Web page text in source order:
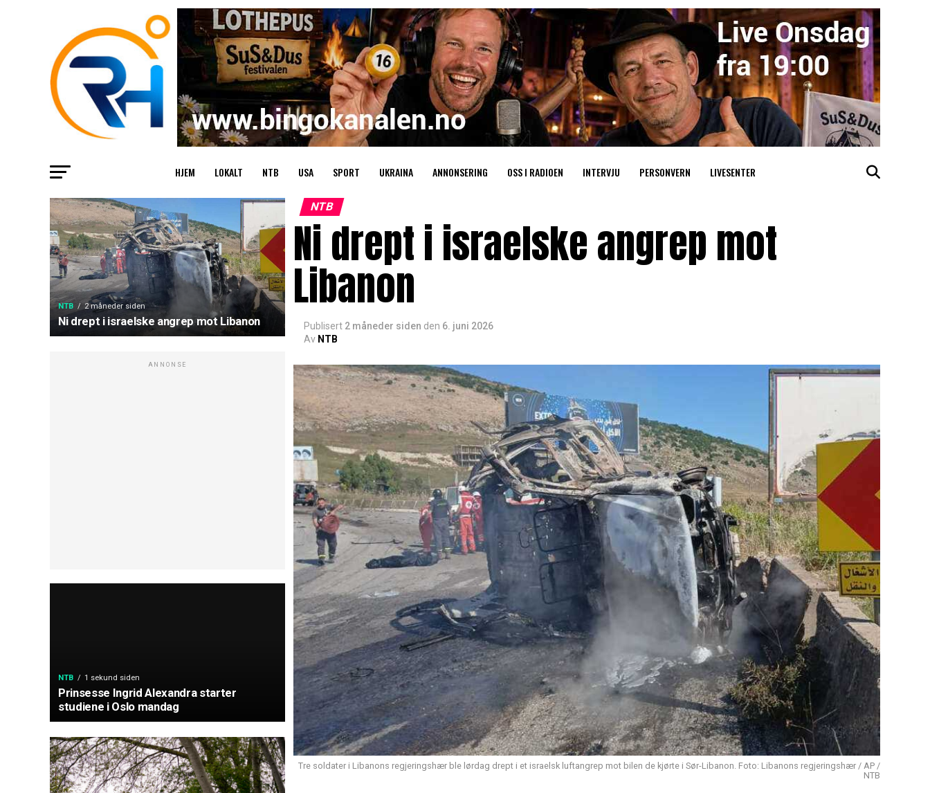
HJEM LOKALT NTB USA SPORT UKRAINA ANNONSERING OSS I RADIOEN INTERVJU PERSONVERN LIVESENTER
NTB 2 måneder siden
Ni drept i israelske angrep mot Libanon
ANNONSE
NTB 1 sekund siden
Prinsesse Ingrid Alexandra starter
studiene i Oslo mandag
NTB
Ni drept i israelske angrep mot
Libanon
Publisert 2 måneder siden den 6. juni 2026
Av NTB
Tre soldater i Libanons regjeringshær ble lørdag drept i et israelsk luftangrep mot bilen de kjørte i Sør-Libanon. Foto: Libanons regjeringshær / AP /
NTB